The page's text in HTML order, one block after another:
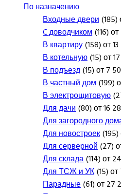
По назначению
Входные двери(185)
C доводчиком(116)
В квартиру(158) от
В котельную(15) от
В подъезд(15) от 7
В частный дом(199)
В электрощитовую
Для дачи(80) от 16
Для загородного
Для новостроек(195)
Для серверной(27)
Для склада(114) от
Для ТСЖ и УК(15)
Парадные(61) от 27